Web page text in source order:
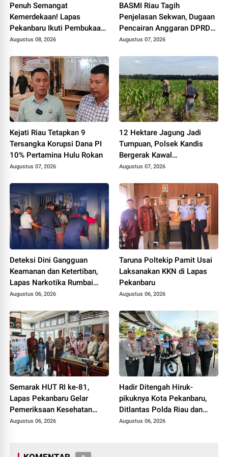
Penuh Semangat
Kemerdekaan! Lapas
Pekanbaru Ikuti Pembukaan
Pekan Olahraga Ditjenpas
Augustus 08, 2026
BASMI Riau Tagih
Penjelasan Sekwan, Dugaan
Pencairan Anggaran DPRD
Tanpa Prosedur Tuai
Augustus 07, 2026
Kejati Riau Tetapkan 9
Tersangka Korupsi Dana PI
10% Pertamina Hulu Rokan
Augustus 07, 2026
12 Hektare Jagung Jadi
Tumpuan, Polsek Kandis
Bergerak Kawal
Swasembada Pangan
Augustus 07, 2026
Deteksi Dini Gangguan
Keamanan dan Ketertiban,
Lapas Narkotika Rumbai
Gelar Razia Rutin Blok
Augustus 06, 2026
Taruna Poltekip Pamit Usai
Laksanakan KKN di Lapas
Pekanbaru
Augustus 06, 2026
Semarak HUT RI ke-81,
Lapas Pekanbaru Gelar
Pemeriksaan Kesehatan
Gratis untuk Warga Binaan
Augustus 06, 2026
Hadir Ditengah Hiruk-
pikuknya Kota Pekanbaru,
Ditlantas Polda Riau dan
Polantas KARIB Kobarkan
Augustus 06, 2026